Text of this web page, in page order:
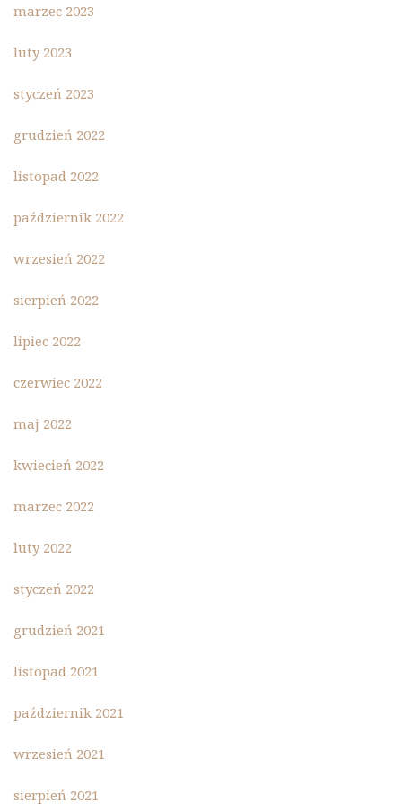
marzec 2023
luty 2023
styczeń 2023
grudzień 2022
listopad 2022
październik 2022
wrzesień 2022
sierpień 2022
lipiec 2022
czerwiec 2022
maj 2022
kwiecień 2022
marzec 2022
luty 2022
styczeń 2022
grudzień 2021
listopad 2021
październik 2021
wrzesień 2021
sierpień 2021